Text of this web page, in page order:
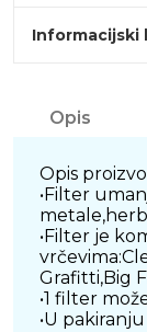
Informacijski
Opis
Opis
•Filter
•Filter je
Grafitti,Big
•1 filter
•U